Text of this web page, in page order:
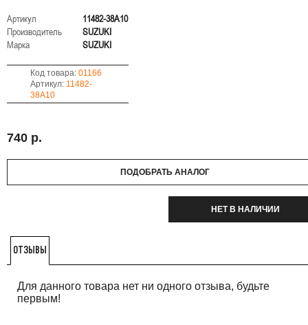
Артикул
11482-38A10
Производитель
SUZUKI
Марка
SUZUKI
Код товара: 01166
Артикул: 11482-
38A10
740 р.
ПОДОБРАТЬ АНАЛОГ
НЕТ В НАЛИЧИИ
ОТЗЫВЫ
Для данного товара нет ни одного отзыва, будьте
первым!